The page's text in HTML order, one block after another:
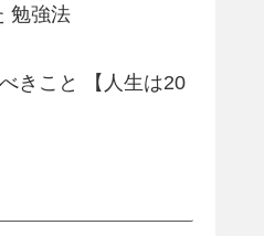
勉強法
きこと 【人生は20